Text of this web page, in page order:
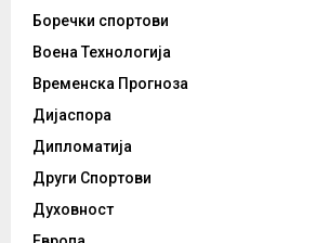
Боречки спортови
Воена Технологија
Временска Прогноза
Дијаспора
Дипломатија
Други Спортови
Духовност